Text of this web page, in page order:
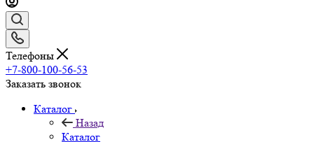
Телефоны
+7-800-100-56-53
Заказать звонок
Каталог
Назад
Каталог